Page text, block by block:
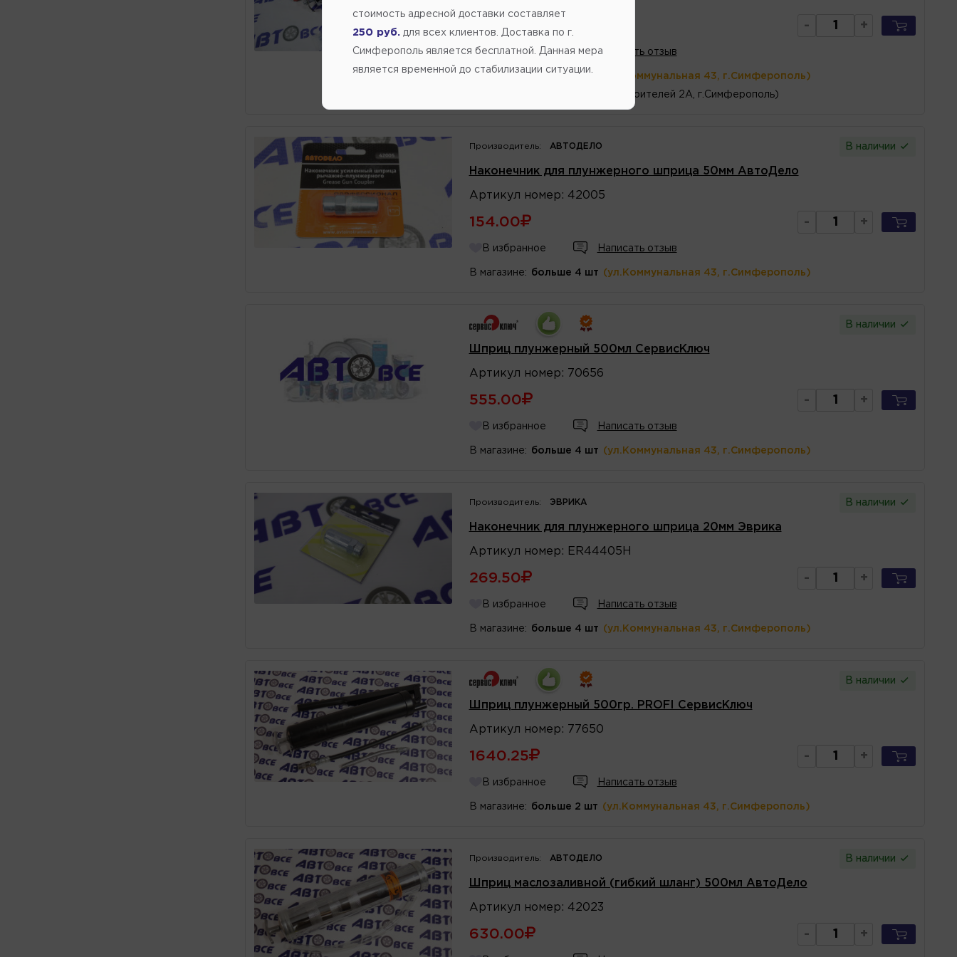
715.50 - +
В избранное Написать отзыв
больше 4 шт (ул.Коммунальная 43, г.Симферополь)
(Переулок Строителей 2А, г.Симферополь)
Производитель: АВТОДЕЛО В наличии
Наконечник для плунжерного шприца 50мм АвтоДело
Артикул номер : 42005
154.00 - +
В избранное Написать отзыв
В магазине: больше 4 шт (ул.Коммунальная 43, г.Симферополь)
В наличии
Шприц плунжерный 500мл СервисКлюч
Артикул номер : 70656
555.00 - +
В избранное Написать отзыв
В магазине: больше 4 шт (ул.Коммунальная 43, г.Симферополь)
Производитель: ЭВРИКА В наличии
Наконечник для плунжерного шприца 20мм Эврика
Артикул номер : ER44405H
269.50 - +
В избранное Написать отзыв
В магазине: больше 4 шт (ул.Коммунальная 43, г.Симферополь)
В наличии
Шприц плунжерный 500гр. PROFI СервисКлюч
Артикул номер : 77650
1640.25 - +
В избранное Написать отзыв
В магазине: больше 2 шт (ул.Коммунальная 43, г.Симферополь)
Производитель: АВТОДЕЛО В наличии
Шприц маслозаливной (гибкий шланг) 500мл АвтоДело
Артикул номер : 42023
630.00 - +
стоимость адресной доставки составляет
250 руб. для всех клиентов. Доставка по г.
Симферополь является бесплатной. Данная мера
является временной до стабилизации ситуации.